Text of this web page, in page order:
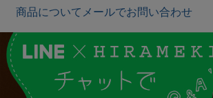
商品についてメールでお問い合わせ